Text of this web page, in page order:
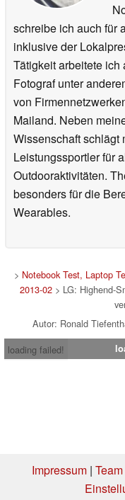
schreibe ich auch für
inklusive der
Tätigkeit arbeitete
Fotograf unter
von
Mailand. Neben
Wissenschaft schlägt
Leistungssportler für
Outdooraktivitäten.
besonders für die
Wearables.
> Notebook Test, Laptop
2013-02> LG: Highend-
Autor: Ronald
loading failed!
Impressum| Team